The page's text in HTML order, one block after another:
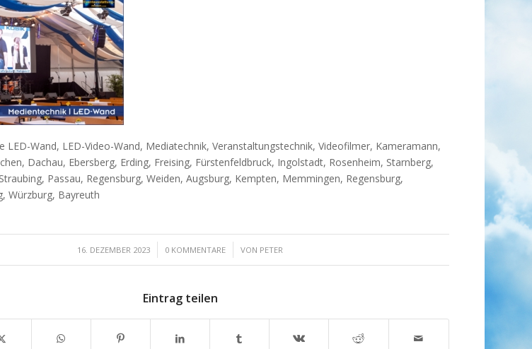
LED-Wand, LED-Video-Wand, Mediatechnik, Veranstaltungstechnik, Videofilmer, Kameramann,
Dachau, Ebersberg, Erding, Freising, Fürstenfeldbruck, Ingolstadt, Rosenheim, Starnberg,
Passau, Regensburg, Weiden, Augsburg, Kempten, Memmingen, Regensburg,
Würzburg, Bayreuth
16. DEZEMBER 2023
/ 0 KOMMENTARE
/ VON PETER
Eintrag teilen